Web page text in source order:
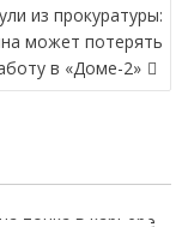
из прокуратуры:
может потерять
в «Доме-2»